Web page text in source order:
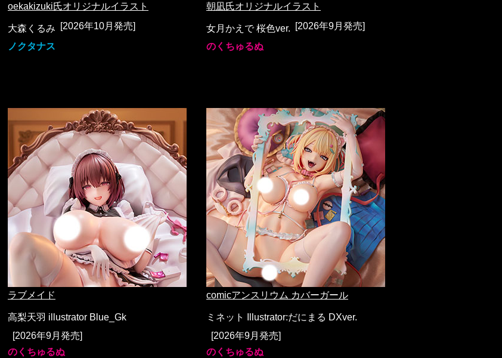
oekakizuki氏オリジナルイラスト
大森くるみ
[2026年10月発売]
ノクタナス
朝凪氏オリジナルイラスト
女月かえで 桜色ver.
[2026年9月発売]
のくちゅるぬ
ラブメイド
高梨天羽 illustrator Blue_Gk
[2026年9月発売]
のくちゅるぬ
comicアンスリウム カバーガール
ミネット Illustrator:だにまる DXver.
[2026年9月発売]
のくちゅるぬ